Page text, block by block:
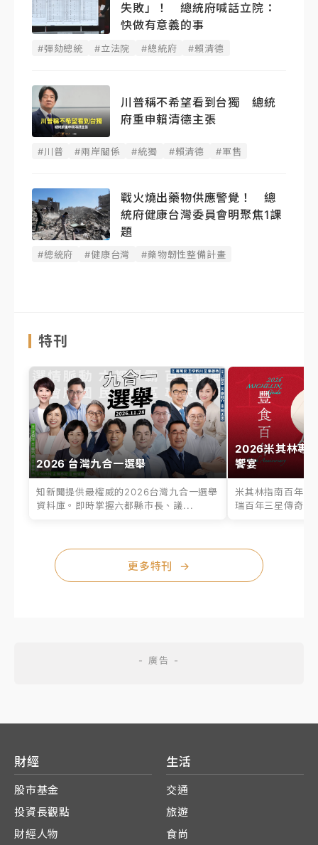
失敗」！ 總統府喊話立院：
快做有意義的事
#彈劾總統 #立法院 #總統府 #賴清德
川普稱不希望看到台獨 總統
府重申賴清德主張
#川普 #兩岸關係 #統獨 #賴清德 #軍售
戰火燒出藥物供應警覺！ 總
統府健康台灣委員會明聚焦1課
題
#總統府 #健康台灣 #藥物韌性整備計畫
特刊
2026 台灣九合一選舉
知新聞提供最權威的2026台灣九合一選舉
資料庫。即時掌握六都縣市長、議...
2026米其林專
饗宴
米其林指南百年之
瑞百年三星傳奇、
更多特刊 →
財經
股市基金
投資長觀點
財經人物
生活
交通
旅遊
食尚